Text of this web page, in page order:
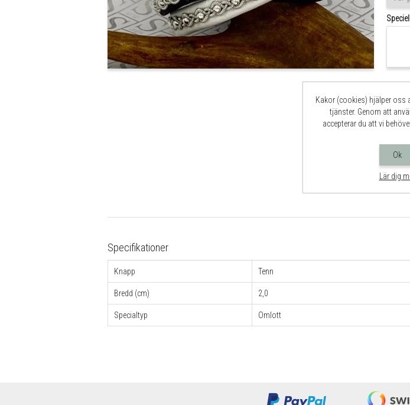
840
Specifikationer
Knapp Tenn
Bredd (cm) 2,0
Specialtyp Omlott
Kakor (cookies) hjälper oss
tjänster. Genom att
accepterar du att vi
Ok
Lär dig